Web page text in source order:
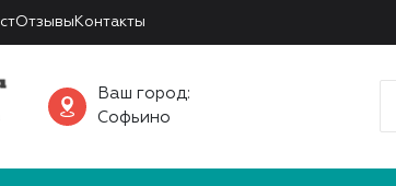
Отзывы Контакты
Ваш город:
Софьино